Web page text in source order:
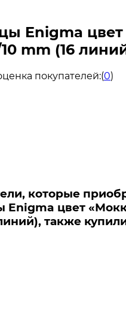
Enigma
mm (16
покупателей:(0)
которые
Enigma цвет
также